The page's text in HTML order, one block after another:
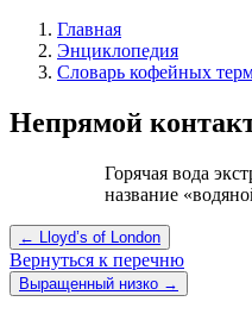
Главная
Энциклопедия
Словарь кофейных
Непрямой
Горячая вода
название
← Lloyd’s of London
Вернуться к перечню
Выращенный низко →